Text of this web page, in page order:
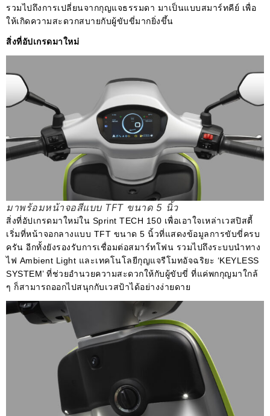
รวมไปถึงการเปลี่ยนจากกุญแจธรรมดา มาเป็นแบบสมาร์ทคีย์ เพื่อ
ให้เกิดความสะดวกสบายกับผู้ขับขี่มากยิ่งขึ้น
สิ่งที่อัปเกรดมาใหม่
มาพร้อมหน้าจอสีแบบ TFT ขนาด 5 นิ้ว
สิ่งที่อัปเกรดมาใหม่ใน Sprint TECH 150 เพื่อเอาใจเหล่าเวสปิสตี้
เริ่มที่หน้าจอกลางแบบ TFT ขนาด 5 นิ้วที่แสดงข้อมูลการขับขี่ครบ
ครัน อีกทั้งยังรองรับการเชื่อมต่อสมาร์ทโฟน รวมไปถึงระบบนำทาง
ไฟ Ambient Light และเทคโนโลยีกุญแจรีโมทอัจฉริยะ ‘KEYLESS
SYSTEM’ ที่ช่วยอำนวยความสะดวกให้กับผู้ขับขี่ ที่แค่พกกุญมาใกล้
ๆ ก็สามารถออกไปสนุกกับเวสป้าได้อย่างง่ายดาย